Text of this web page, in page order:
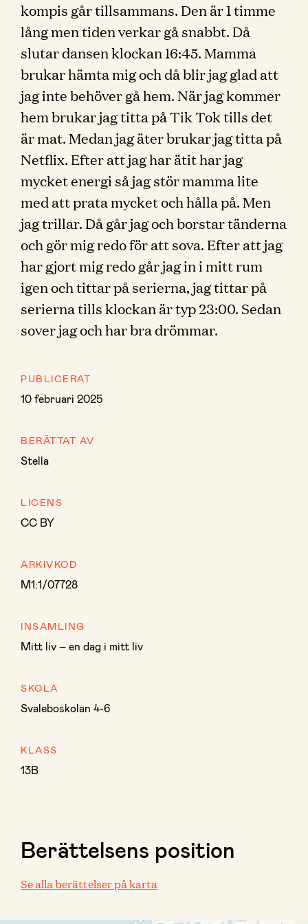
kompis går tillsammans. Den är 1 timme
lång men tiden verkar gå snabbt. Då
slutar dansen klockan 16:45. Mamma
brukar hämta mig och då blir jag glad att
jag inte behöver gå hem. När jag kommer
hem brukar jag titta på Tik Tok tills det
är mat. Medan jag äter brukar jag titta på
Netflix. Efter att jag har ätit har jag
mycket energi så jag stör mamma lite
med att prata mycket och hålla på. Men
jag trillar. Då går jag och borstar tänderna
och gör mig redo för att sova. Efter att jag
har gjort mig redo går jag in i mitt rum
igen och tittar på serierna, jag tittar på
serierna tills klockan är typ 23:00. Sedan
sover jag och har bra drömmar.
PUBLICERAT
10 februari 2025
BERÄTTAT AV
Stella
LICENS
CC BY
ARKIVKOD
M1:1/07728
INSAMLING
Mitt liv – en dag i mitt liv
SKOLA
Svaleboskolan 4-6
KLASS
13B
Berättelsens position
Se alla berättelser på karta